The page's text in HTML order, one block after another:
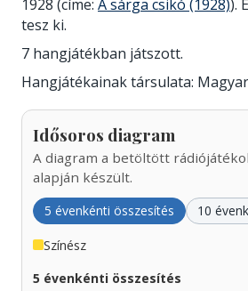
1928 (címe: A sárga csikó (1928)).
tesz ki.
7 hangjátékban játszott.
Hangjátékainak társulata:
Idősoros diagram
A diagram a betöltött
alapján készült.
5 évenkénti összesítés 10
Színész
5 évenkénti összesítés